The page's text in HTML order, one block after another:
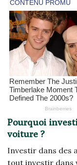
Pourquoi
voiture ?
Investir dans des
tout investir